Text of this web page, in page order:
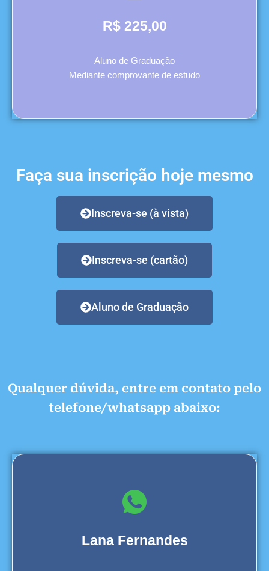
R$ 225,00
Aluno de Graduação
Mediante comprovante de estudo
Faça sua inscrição hoje mesmo
Inscreva-se (à vista)
Inscreva-se (cartão)
Aluno de Graduação
Qualquer dúvida, entre em contato pelo
telefone/whatsapp abaixo:
Lana Fernandes